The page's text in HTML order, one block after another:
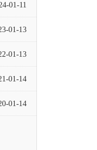
01-11
01-13
01-13
01-14
01-14